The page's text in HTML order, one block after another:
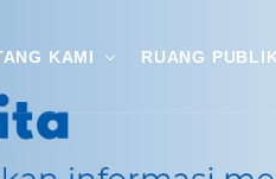
KAMI RUANG PUBLIK